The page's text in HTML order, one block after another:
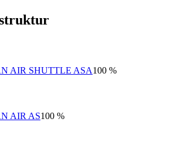
AIR SHUTTLE ASA100 %
AIR AS100 %